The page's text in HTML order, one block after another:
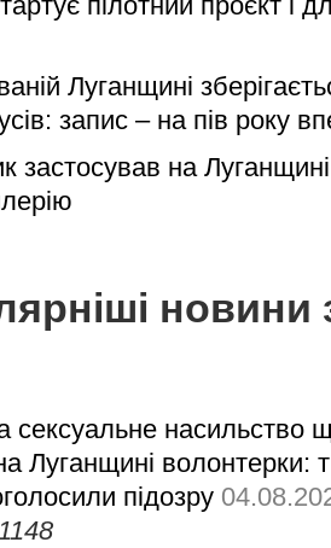
Луганщині
запис – на пів року
застосував на Луганщині
новини
сексуальне насильство
Луганщині волонтерки:
підозру